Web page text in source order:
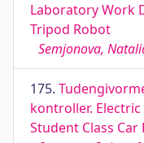
Laboratory Work
Tripod Robot
Semjonova,
175.
kontroller.
Student Class